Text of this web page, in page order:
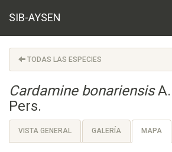
SIB-AYSEN
TODAS LAS ESPECIES
Cardamine bonariensis
Pers.
VISTA GENERAL GALERÍA MAPA